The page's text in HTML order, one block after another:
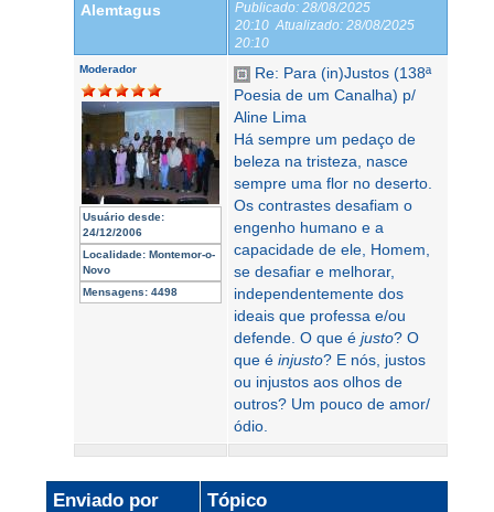
Alemtagus Publicado: 28/08/2025
20:10 Atualizado: 28/08/2025
20:10
Moderador
Usuário desde:
24/12/2006
Localidade: Montemor-o-
Novo
Mensagens: 4498
Re: Para (in)Justos (138ª
Poesia de um Canalha) p/
Aline Lima
Há sempre um pedaço de
beleza na tristeza, nasce
sempre uma flor no deserto.
Os contrastes desafiam o
engenho humano e a
capacidade de ele, Homem,
se desafiar e melhorar,
independentemente dos
ideais que professa e/ou
defende. O que é justo? O
que é injusto? E nós, justos
ou injustos aos olhos de
outros? Um pouco de amor/
ódio.
Enviado por Tópico